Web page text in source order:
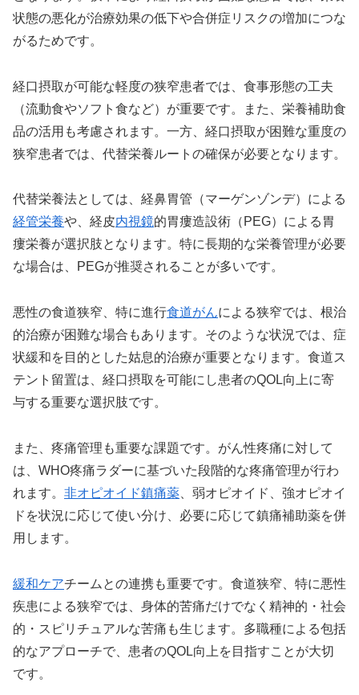
状態の悪化が治療効果の低下や合併症リスクの増加につな
がるためです。
経口摂取が可能な軽度の狭窄患者では、食事形態の工夫
（流動食やソフト食など）が重要です。また、栄養補助食
品の活用も考慮されます。一方、経口摂取が困難な重度の
狭窄患者では、代替栄養ルートの確保が必要となります。
代替栄養法としては、経鼻胃管（マーゲンゾンデ）による
経管栄養や、経皮内視鏡的胃瘻造設術（PEG）による胃
瘻栄養が選択肢となります。特に長期的な栄養管理が必要
な場合は、PEGが推奨されることが多いです。
悪性の食道狭窄、特に進行食道がんによる狭窄では、根治
的治療が困難な場合もあります。そのような状況では、症
状緩和を目的とした姑息的治療が重要となります。食道ス
テント留置は、経口摂取を可能にし患者のQOL向上に寄
与する重要な選択肢です。
また、疼痛管理も重要な課題です。がん性疼痛に対して
は、WHO疼痛ラダーに基づいた段階的な疼痛管理が行わ
れます。 非オピオイド鎮痛薬 、弱オピオイド、強オピオイ
ドを状況に応じて使い分け、必要に応じて鎮痛補助薬を併
用します。
緩和ケアチームとの連携も重要です。食道狭窄、特に悪性
疾患による狭窄では、身体的苦痛だけでなく精神的・社会
的・スピリチュアルな苦痛も生じます。多職種による包括
的なアプローチで、患者のQOL向上を目指すことが大切
です。